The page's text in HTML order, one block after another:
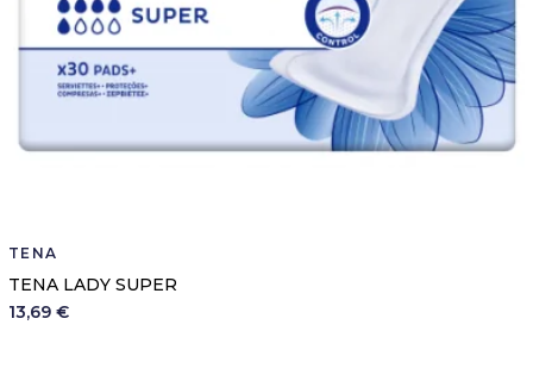
TENA
TENA LADY SUPER
13,69 €